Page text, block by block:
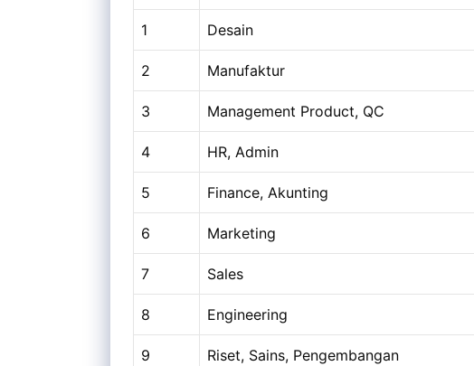
1 Desain
2 Manufaktur
3 Management Product, QC
4 HR, Admin
5 Finance, Akunting
6 Marketing
7 Sales
8 Engineering
9 Riset, Sains, Pengembangan